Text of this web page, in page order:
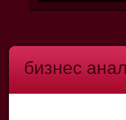
бизнес